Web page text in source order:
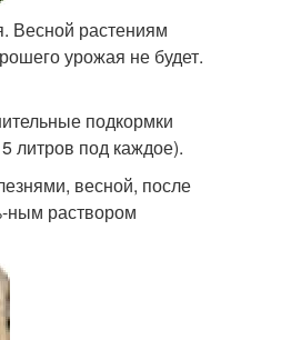
Весной растениям
урожая не будет.
подкормки
литров под каждое).
весной, после
ным раствором